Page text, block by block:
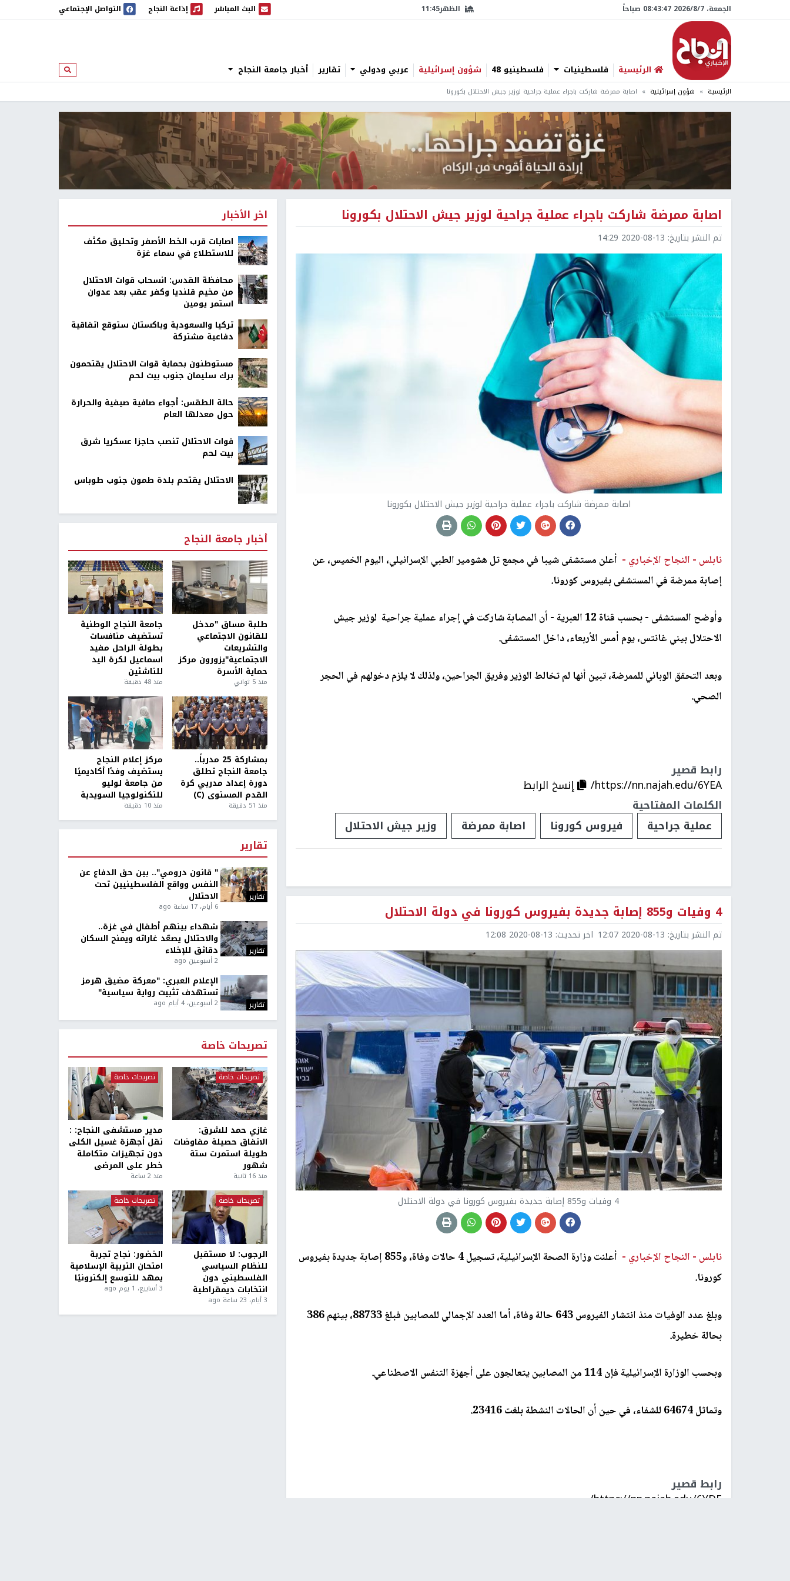
الجمعة، 7/‏8/‏2026 08:43:48 صباحاً الظهر11:45 البث المباشر
البث المباشر إذاعة النجاح
إذاعة النجاح التواصل الإجتماعي
الرئيسية فلسطينيات فلسطينيو 48 شؤون إسرائيلية عربي ودولي تقارير أخبار جامعة النجاح ابحث
الرئيسية شؤون إسرائيلية اصابة ممرضة شاركت باجراء عملية جراحية لوزير جيش الاحتلال بكورونا
اصابة ممرضة شاركت باجراء عملية جراحية لوزير جيش الاحتلال بكورونا
تم النشر بتاريخ: 2020-08-13 14:29
اصابة ممرضة شاركت باجراء عملية جراحية لوزير جيش الاحتلال بكورونا
نابلس - النجاح الإخباري - أعلن مستشفى شيبا في مجمع تل هشومير الطبي الإسرائيلي، اليوم الخميس، عن
إصابة ممرضة في المستشفى بفيروس كورونا.
وأوضح المستشفى - بحسب قناة 12 العبرية - أن المصابة شاركت في إجراء عملية جراحية لوزير جيش
الاحتلال بيني غانتس، يوم أمس الأربعاء، داخل المستشفى.
وبعد التحقق الوبائي للممرضة، تبين أنها لم تخالط الوزير وفريق الجراحين، ولذلك لا يلزم دخولهم في الحجر
الصحي.
رابط قصير
https://nn.najah.edu/6YEA/
إنسخ الرابط
الكلمات المفتاحية
عملية جراحية
فيروس كورونا اصابة ممرضة وزير جيش الاحتلال
4 وفيات و855 إصابة جديدة بفيروس كورونا في دولة الاحتلال
تم النشر بتاريخ: 2020-08-13 12:07 اخر تحديث: 2020-08-13 12:08
4 وفيات و855 إصابة جديدة بفيروس كورونا في دولة الاحتلال
نابلس - النجاح الإخباري -
أعلنت وزارة الصحة الإسرائيلية، تسجيل 4 حالات وفاة، و855 إصابة جديدة بفيروس
كورونا.
وبلغ عدد الوفيات منذ انتشار الفيروس 643 حالة وفاة، أما العدد الإجمالي للمصابين فبلغ 88733، بينهم 386
بحالة خطيرة.
وبحسب الوزارة الإسرائيلية فإن 114 من المصابين يتعالجون على أجهزة التنفس الاصطناعي.
وتماثل 64674 للشفاء، في حين أن الحالات النشطة بلغت 23416.
رابط قصير
https://nn.najah.edu/6YDE/
اخر الأخبار
اصابات قرب الخط الأصفر وتحليق مكثف
للاستطلاع في سماء غزة
محافظة القدس: انسحاب قوات الاحتلال
من مخيم قلنديا وكفر عقب بعد عدوان
استمر يومين
تركيا والسعودية وباكستان ستوقع اتفاقية
دفاعية مشتركة
مستوطنون بحماية قوات الاحتلال يقتحمون
برك سليمان جنوب بيت لحم
حالة الطقس: أجواء صافية صيفية والحرارة
حول معدلها العام
قوات الاحتلال تنصب حاجزا عسكريا شرق
بيت لحم
الاحتلال يقتحم بلدة طمون جنوب طوباس
أخبار جامعة النجاح
طلبة مساق "مدخل
للقانون الاجتماعي
والتشريعات
الاجتماعية"يزورون مركز
حماية الأسرة
منذ 5 ثواني
جامعة النجاح الوطنية
تستضيف منافسات
بطولة الراحل مفيد
اسماعيل لكرة اليد
للناشئين
منذ 48 دقيقة
بمشاركة 25 مدرباً..
جامعة النجاح تطلق
دورة إعداد مدربي كرة
القدم المستوى (C)
منذ 51 دقيقة
مركز إعلام النجاح
يستضيف وفدًا أكاديميًا
من جامعة لوليو
للتكنولوجيا السويدية
منذ 10 دقيقة
تقارير
تقارير
" قانون درومي".. بين حق الدفاع عن
النفس وواقع الفلسطينيين تحت
الاحتلال
6 أيام، 17 ساعة ago
تقارير
شهداء بينهم أطفال في غزة..
والاحتلال يصعّد غاراته ويمنح السكان
دقائق للإخلاء
2 أسبوعين ago
تقارير
الإعلام العبري: "معركة مضيق هرمز
تستهدف تثبيت رواية سياسية"
2 أسبوعين، 4 أيام ago
تصريحات خاصة
تصريحات خاصة
غازي حمد للشرق:
الاتفاق حصيلة مفاوضات
طويلة استمرت ستة
شهور
منذ 16 ثانية
تصريحات خاصة
مدير مستشفى النجاح: :
نقل أجهزة غسيل الكلى
دون تجهيزات متكاملة
خطر على المرضى
منذ 2 ساعة
تصريحات خاصة
الرجوب: لا مستقبل
للنظام السياسي
الفلسطيني دون
انتخابات ديمقراطية
3 أيام، 23 ساعة ago
تصريحات خاصة
الخضور: نجاح تجربة
امتحان التربية الإسلامية
يمهد للتوسع إلكترونيًا
3 أسابيع، 1 يوم ago